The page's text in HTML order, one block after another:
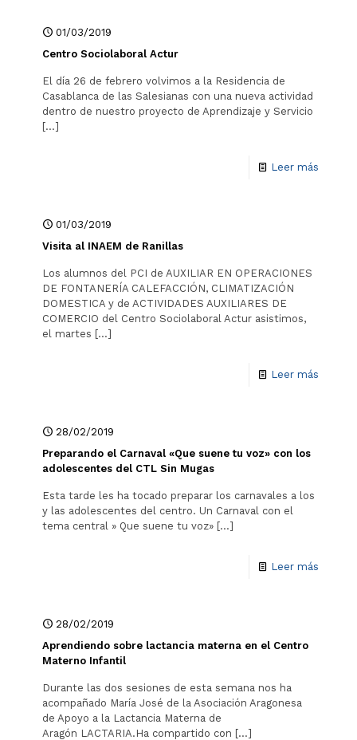
01/03/2019
Centro Sociolaboral Actur
El día 26 de febrero volvimos a la Residencia de
Casablanca de las Salesianas con una nueva actividad
dentro de nuestro proyecto de Aprendizaje y Servicio
[…]
Leer más
01/03/2019
Visita al INAEM de Ranillas
Los alumnos del PCI de AUXILIAR EN OPERACIONES
DE FONTANERÍA CALEFACCIÓN, CLIMATIZACIÓN
DOMESTICA y de ACTIVIDADES AUXILIARES DE
COMERCIO del Centro Sociolaboral Actur asistimos,
el martes […]
Leer más
28/02/2019
Preparando el Carnaval «Que suene tu voz» con los
adolescentes del CTL Sin Mugas
Esta tarde les ha tocado preparar los carnavales a los
y las adolescentes del centro. Un Carnaval con el
tema central » Que suene tu voz» […]
Leer más
28/02/2019
Aprendiendo sobre lactancia materna en el Centro
Materno Infantil
Durante las dos sesiones de esta semana nos ha
acompañado María José de la Asociación Aragonesa
de Apoyo a la Lactancia Materna de
Aragón LACTARIA.Ha compartido con […]